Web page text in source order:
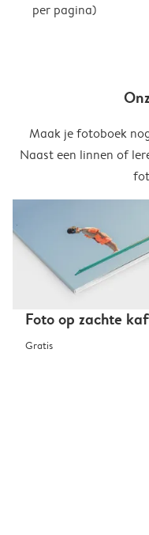
per pagina)
Maak je fotoboek
Naast een linnen of
Foto op zachte
Gratis